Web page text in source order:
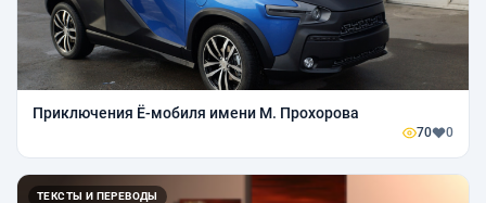
Приключения Ё-мобиля имени М. Прохорова
70 0
ТЕКСТЫ И ПЕРЕВОДЫ